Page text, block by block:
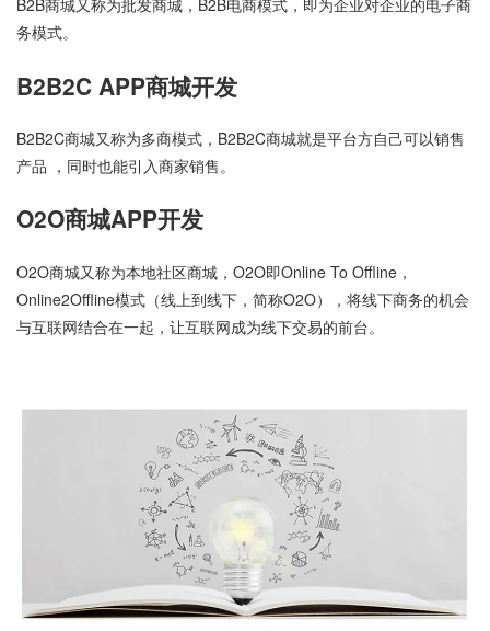
B2B商城又称为批发商城，B2B电商模式，即为企业对企业的电子商
务模式。
B2B2C APP商城开发
B2B2C商城又称为多商模式，B2B2C商城就是平台方自己可以销售
产品 ，同时也能引入商家销售。
O2O商城APP开发
O2O商城又称为本地社区商城，O2O即Online To Offline，
Online2Offline模式（线上到线下，简称O2O），将线下商务的机会
与互联网结合在一起，让互联网成为线下交易的前台。